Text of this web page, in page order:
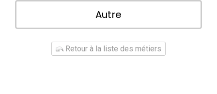
Autre
Retour à la liste des métiers